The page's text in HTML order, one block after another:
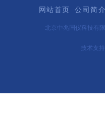
网站首页 公司简
北京中兆国仪科技有
技术支